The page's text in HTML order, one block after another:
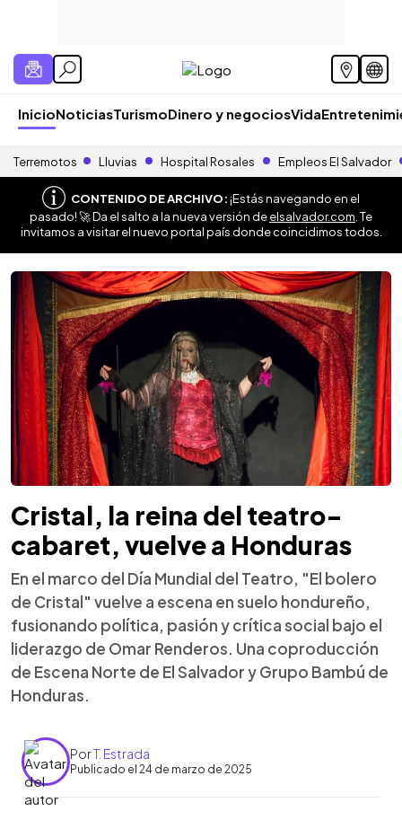
InicioNoticiasTurismoDinero y negociosVida
Terremotos Lluvias Hospital Rosales Empleos El Salvador
CONTENIDO DE ARCHIVO:¡Estás navegando en el
pasado! 🚀 Da el salto a la nueva versión deelsalvador.com . Te
invitamos a visitar el nuevo portal país donde coincidimos todos.
Cristal, la reina del teatro-
cabaret, vuelve a Honduras
En el marco del Día Mundial del Teatro, "El bolero
de Cristal" vuelve a escena en suelo hondureño,
fusionando política, pasión y crítica social bajo el
liderazgo de Omar Renderos. Una coproducción
de Escena Norte de El Salvador y Grupo Bambú de
Honduras.
PorT. Estrada
Publicado el 24 de marzo de 2025